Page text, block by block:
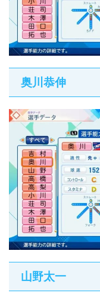
奥川恭伸
山野太一